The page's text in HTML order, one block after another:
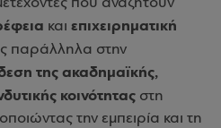
και επιχειρηματική
παράλληλα στην
της ακαδημαϊκής,
κοινότητας στη
την εμπειρία και τη